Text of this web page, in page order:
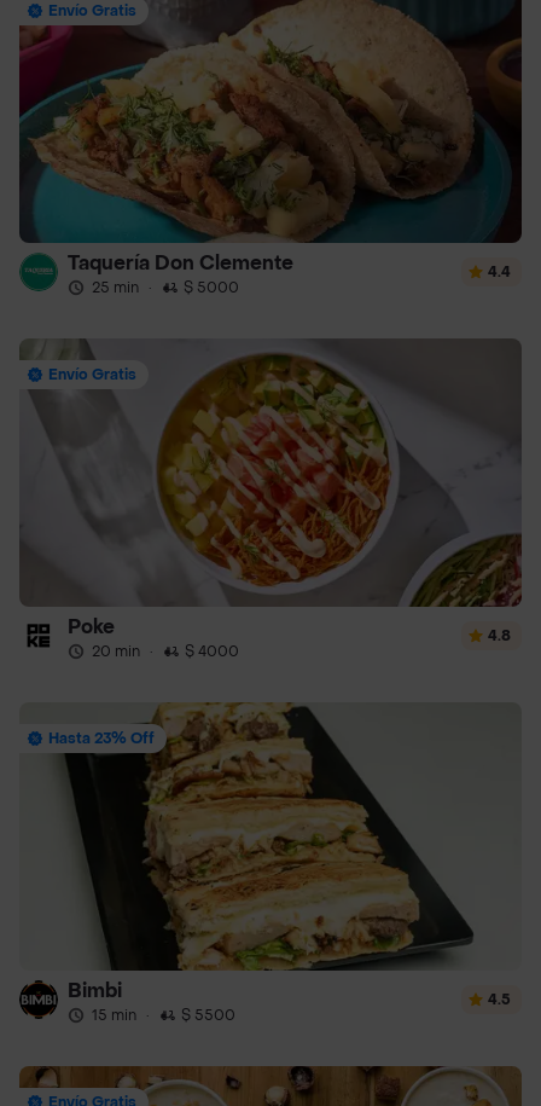
Envío Gratis
Taquería Don Clemente
25 min · $ 5000
4.4
Envío Gratis
Poke
20 min · $ 4000
4.8
Hasta 23% Off
Bimbi
15 min · $ 5500
4.5